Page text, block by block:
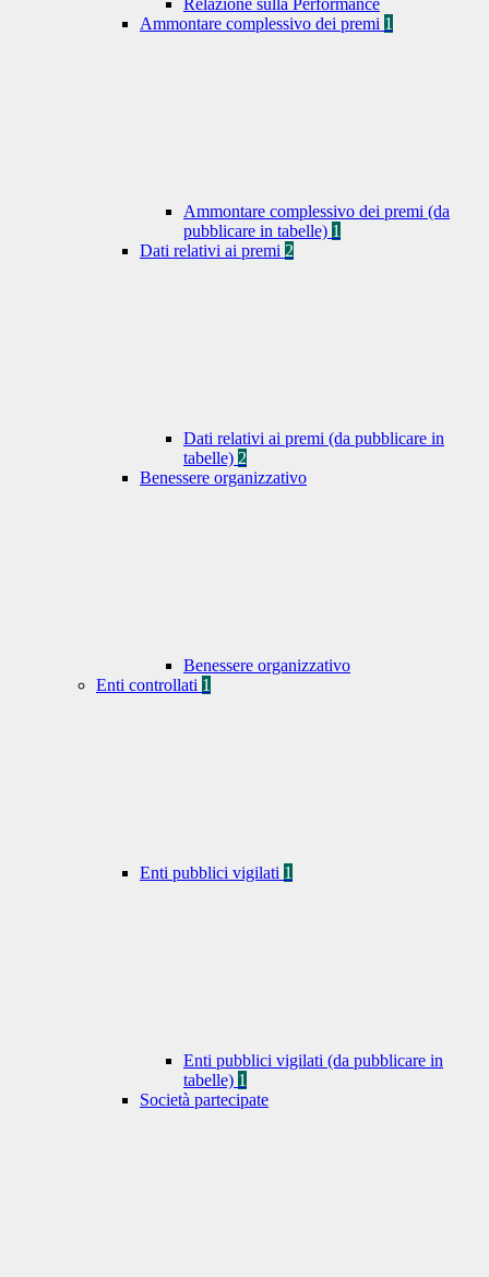
Relazione sulla Performance
Ammontare complessivo dei premi 1
Ammontare complessivo dei premi (da
pubblicare in tabelle) 1
Dati relativi ai premi 2
Dati relativi ai premi (da pubblicare in
tabelle) 2
Benessere organizzativo
Benessere organizzativo
Enti controllati 1
Enti pubblici vigilati 1
Enti pubblici vigilati (da pubblicare in
tabelle) 1
Società partecipate